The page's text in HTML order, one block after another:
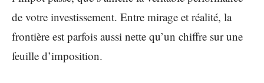
de votre investissement. Entre mirage et réalité, la
frontière est parfois aussi nette qu’un chiffre sur une
feuille d’imposition.